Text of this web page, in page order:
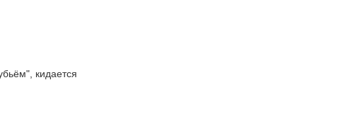
кидается